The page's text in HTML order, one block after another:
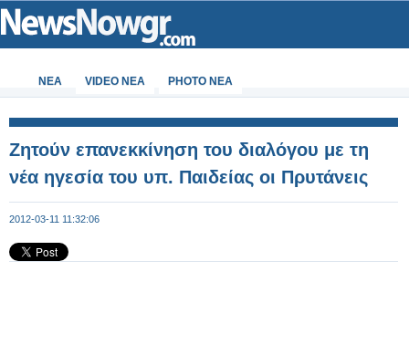
ΝΕΑ VIDEO NEA PHOTO NEA
Ζητούν επανεκκίνηση του διαλόγου με τη
νέα ηγεσία του υπ. Παιδείας οι Πρυτάνεις
2012-03-11 11:32:06